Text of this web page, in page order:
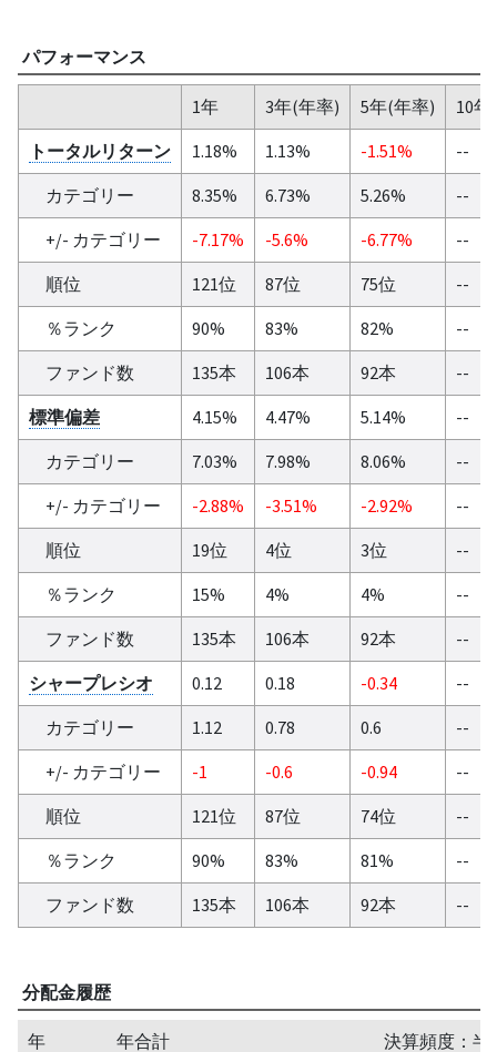
パフォーマンス
1年 3年(年率) 5年(年率)
10
トータルリターン
1.18% 1.13% -1.51%
--
カテゴリー
8.35% 6.73% 5.26%
--
+/- カテゴリー
-7.17% -5.6% -6.77%
--
順位
121位 87位 75位
--
％ランク
90% 83% 82%
--
ファンド数
135本 106本 92本
--
標準偏差
4.15% 4.47% 5.14%
--
カテゴリー
7.03% 7.98% 8.06%
--
+/- カテゴリー
-2.88% -3.51% -2.92%
--
順位
19位 4位 3位
--
％ランク
15% 4% 4%
--
ファンド数
135本 106本 92本
--
シャープレシオ
0.12 0.18 -0.34
--
カテゴリー
1.12 0.78 0.6
--
+/- カテゴリー
-1 -0.6 -0.94
--
順位
121位 87位 74位
--
％ランク
90% 83% 81%
--
ファンド数
135本 106本 92本 --
分配金履歴
年 年合計 決算頻度：半